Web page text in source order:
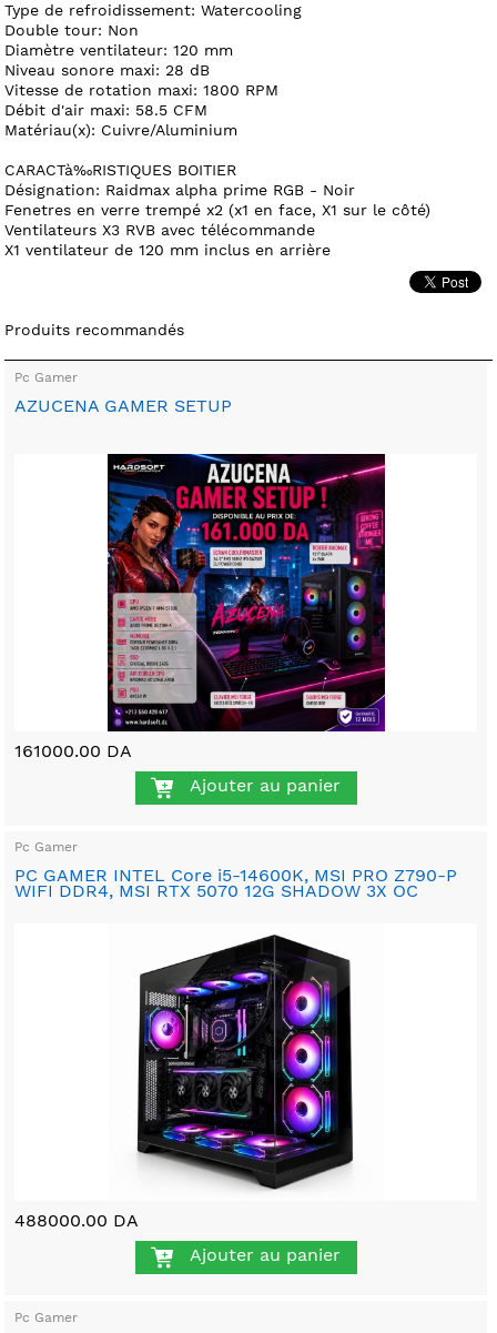
Type de refroidissement: Watercooling
Double tour: Non
Diamètre ventilateur: 120 mm
Niveau sonore maxi: 28 dB
Vitesse de rotation maxi: 1800 RPM
Débit d'air maxi: 58.5 CFM
Matériau(x): Cuivre/Aluminium
CARACTà‰RISTIQUES BOITIER
Désignation: Raidmax alpha prime RGB - Noir
Fenetres en verre trempé x2 (x1 en face, X1 sur le côté)
Ventilateurs X3 RVB avec télécommande
X1 ventilateur de 120 mm inclus en arrière
Produits recommandés
Pc Gamer
AZUCENA GAMER SETUP
161000.00 DA
Ajouter au panier
Pc Gamer
PC GAMER INTEL Core i5-14600K, MSI PRO Z790-P
WIFI DDR4, MSI RTX 5070 12G SHADOW 3X OC
488000.00 DA
Ajouter au panier
Pc Gamer